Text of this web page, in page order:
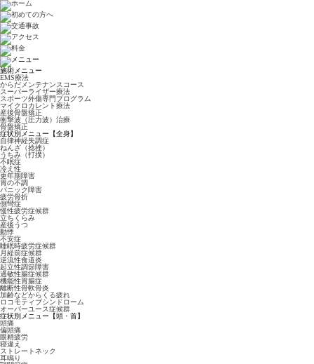
施術メニュー
EMS療法
からだメンテナンスコース
スーパーライザー療法
スポーツ外傷専門プログラム
マイクロカレント療法
産後骨盤矯正
衝撃波（圧力波）治療
骨盤矯正
症状別メニュー【全身】
自律神経失調症
ねんざ（捻挫）
うちみ（打撲）
不眠症
冷え性
更年期障害
胃の不調
パニック障害
疲労骨折
側彎症
慢性疲労症候群
立ちくらみ
産後うつ
動悸
不安症
睡眠時疲労症候群
月経前症候群
逆流性食道炎
起立性調節障害
過敏性腸症候群
機能性胃腸症
離断性骨軟骨炎
加齢などからくる疲れ
ロコモティブシンドローム
オーバーユース症候群
症状別メニュー【頭・首】
頭痛
偏頭痛
眼精疲労
寝違え
ストレートネック
耳鳴り